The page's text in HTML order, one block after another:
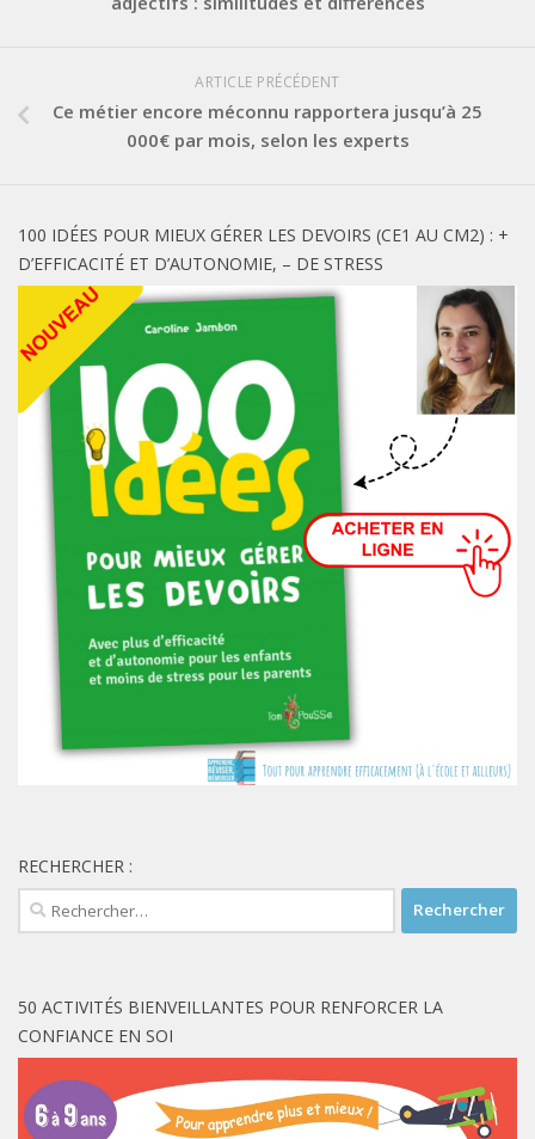
ARTICLE PRÉCÉDENT
Ce métier encore méconnu rapportera jusqu’à 25
000€ par mois, selon les experts
100 IDÉES POUR MIEUX GÉRER LES DEVOIRS (CE1 AU CM2) : +
D’EFFICACITÉ ET D’AUTONOMIE, – DE STRESS
RECHERCHER :
Rechercher :
50 ACTIVITÉS BIENVEILLANTES POUR RENFORCER LA
CONFIANCE EN SOI